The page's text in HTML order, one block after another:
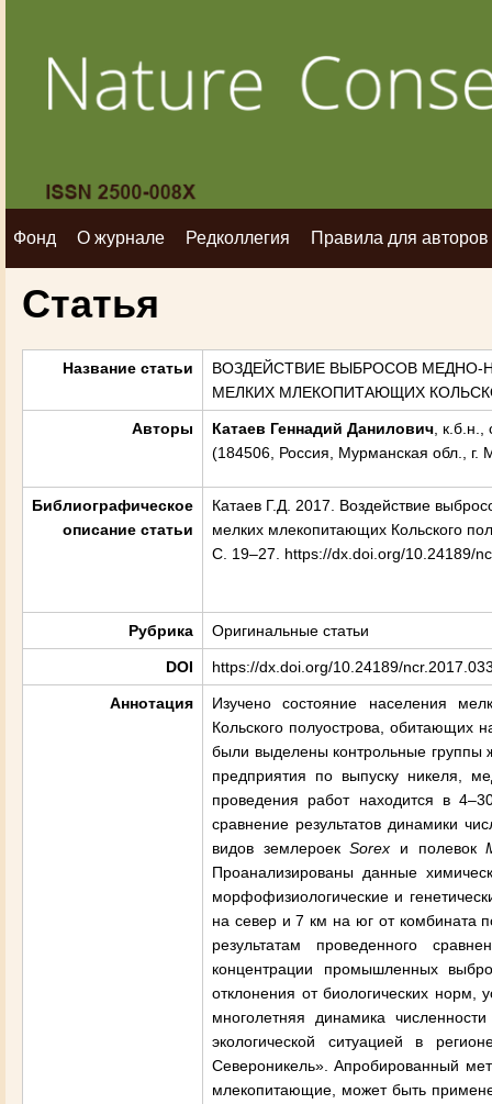
Фонд О журнале Редколлегия Правила для авторов
Статья
Название статьи
ВОЗДЕЙСТВИЕ ВЫБРОСОВ
МЕЛКИХ МЛЕКОПИТАЮЩИХ
Авторы Катаев Геннадий Данилович ,
(184506, Россия, Мурманская обл., г.
Библиографическое
описание статьи
Катаев Г.Д. 2017. Воздействие
мелких млекопитающих Кольского
С. 19–27. https://dx.doi.org/10.24189/
Рубрика Оригинальные статьи
DOI https://dx.doi.org/10.24189/
Аннотация
Изучено состояние населения
Кольского полуострова, обитающих
были выделены контрольные группы
предприятия по выпуску никеля,
проведения работ находится в
сравнение результатов динамики
видов землероекSorex и полевок
Проанализированы данные
морфофизиологические и
на север и7 км на юг от комбината
результатам проведенного
концентрации промышленных
отклонения от биологических норм,
многолетняя динамика
экологической ситуацией в
Североникель». Апробированный
млекопитающие, может быть